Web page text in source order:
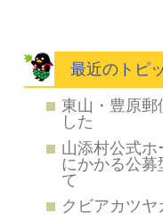
最近のトピ
東山・豊原郵
した
山添村公式
にかかる公
て
クビアカツヤ